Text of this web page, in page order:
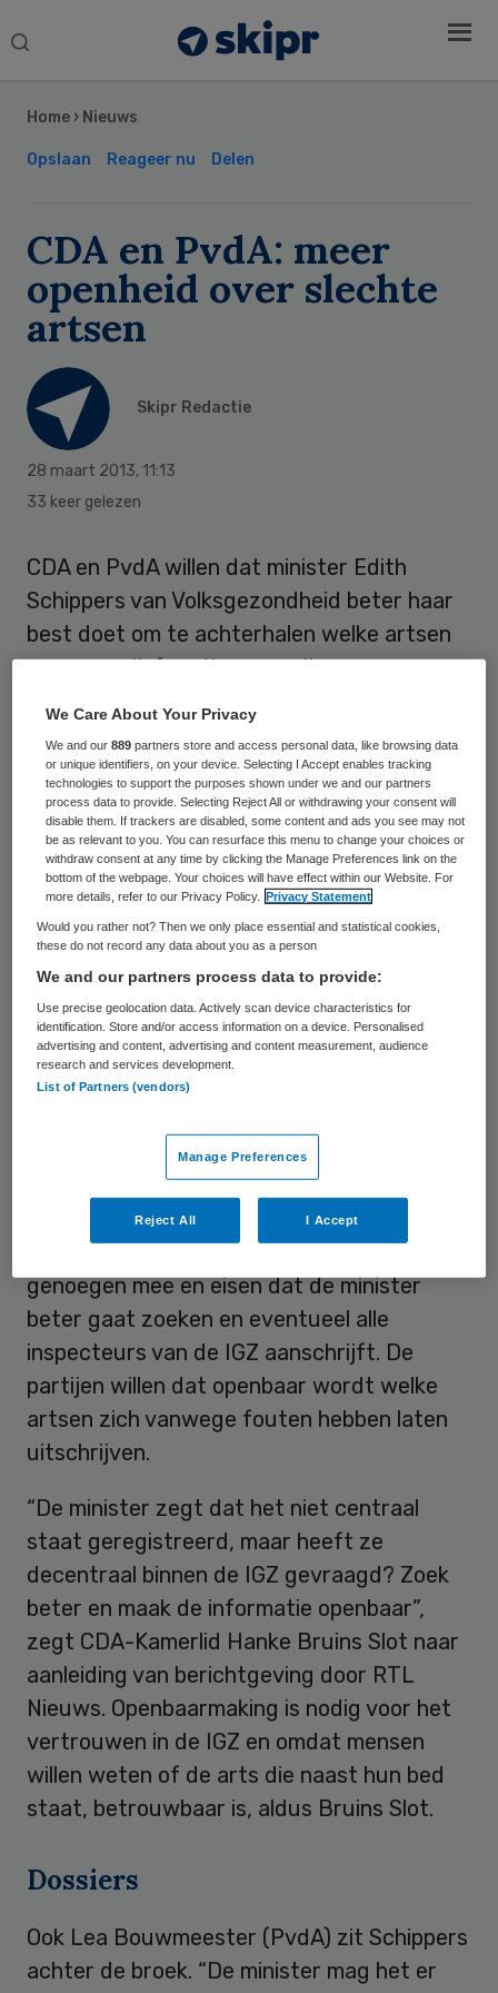
Search
Home › Nieuws
Opslaan Reageer nu Delen
CDA en PvdA: meer
openheid over slechte
artsen
Skipr Redactie
28 maart 2013, 11:13
33 keer gelezen
CDA en PvdA willen dat minister Edith
Schippers van Volksgezondheid beter haar
best doet om te achterhalen welke artsen
vanwege disfunctioneren zijn
zullen daar donderdagavond voor pleiten in
een Kamerdebat over neuroloog Jansen
Steur, die in Duitsland weer ging werken
nadat hij in Nederland was uitgeschreven
uit het register.
Schippers heeft eerder laten weten dat de
Inspectie voor de Gezondheidszorg (IGZ) in
het verleden niet structureel bijhield met
welke artsen een deal werd gesloten om te
stoppen met werken. In ruil daarvoor
werden die artsen dan niet voor de
Beter zoeken
Maar CDA en PvdA nemen daar geen
genoegen mee en eisen dat de minister
beter gaat zoeken en eventueel alle
inspecteurs van de IGZ aanschrijft. De
partijen willen dat openbaar wordt welke
artsen zich vanwege fouten hebben laten
uitschrijven.
“De minister zegt dat het niet centraal
staat geregistreerd, maar heeft ze
decentraal binnen de IGZ gevraagd? Zoek
beter en maak de informatie openbaar”,
zegt CDA-Kamerlid Hanke Bruins Slot naar
aanleiding van berichtgeving door RTL
Nieuws. Openbaarmaking is nodig voor het
vertrouwen in de IGZ en omdat mensen
willen weten of de arts die naast hun bed
staat, betrouwbaar is, aldus Bruins Slot.
Dossiers
Ook Lea Bouwmeester (PvdA) zit Schippers
achter de broek. “De minister mag het er
Sidebar
We Care About Your Privacy
We and our889 partners store and access personal data, like browsing data
or unique identifiers, on your device. Selecting I Accept enables tracking
technologies to support the purposes shown under we and our partners
process data to provide. Selecting Reject All or withdrawing your consent will
disable them. If trackers are disabled, some content and ads you see may not
be as relevant to you. You can resurface this menu to change your choices or
withdraw consent at any time by clicking the Manage Preferences link on the
bottom of the webpage. Your choices will have effect within our Website. For
more details, refer to our Privacy Policy.
Privacy Statement
Would you rather not? Then we only place essential and statistical cookies,
these do not record any data about you as a person
We and our partners process data to provide:
Use precise geolocation data. Actively scan device characteristics for
identification. Store and/or access information on a device. Personalised
advertising and content, advertising and content measurement, audience
research and services development.
List of Partners (vendors)
Manage Preferences
Reject All I Accept